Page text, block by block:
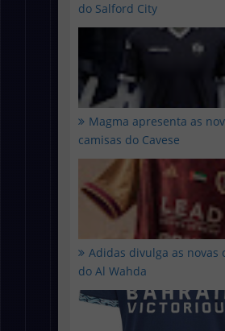
do Salford City
Magma apresenta as
camisas do Cavese
Adidas divulga as novas
do Al Wahda